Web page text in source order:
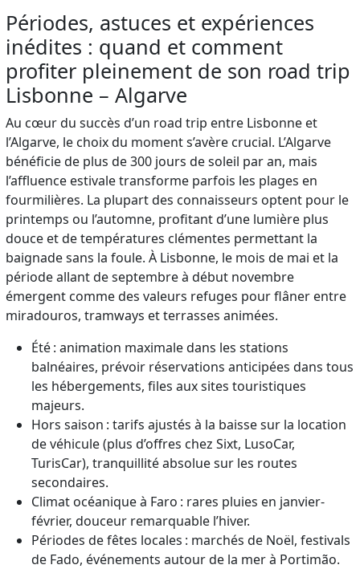
Périodes, astuces et expériences
inédites : quand et comment
profiter pleinement de son road trip
Lisbonne – Algarve
Au cœur du succès d’un road trip entre Lisbonne et
l’Algarve, le choix du moment s’avère crucial. L’Algarve
bénéficie de plus de 300 jours de soleil par an, mais
l’affluence estivale transforme parfois les plages en
fourmilières. La plupart des connaisseurs optent pour le
printemps ou l’automne, profitant d’une lumière plus
douce et de températures clémentes permettant la
baignade sans la foule. À Lisbonne, le mois de mai et la
période allant de septembre à début novembre
émergent comme des valeurs refuges pour flâner entre
miradouros, tramways et terrasses animées.
Été : animation maximale dans les stations
balnéaires, prévoir réservations anticipées dans tous
les hébergements, files aux sites touristiques
majeurs.
Hors saison : tarifs ajustés à la baisse sur la location
de véhicule (plus d’offres chez Sixt, LusoCar,
TurisCar), tranquillité absolue sur les routes
secondaires.
Climat océanique à Faro : rares pluies en janvier-
février, douceur remarquable l’hiver.
Périodes de fêtes locales : marchés de Noël, festivals
de Fado, événements autour de la mer à Portimão.